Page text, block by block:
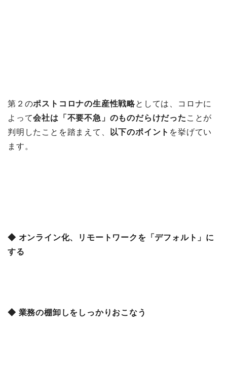
第２のポストコロナの生産性戦略としては、コロナに
よって会社は「不要不急」のものだらけだった ことが
判明したことを踏まえて、
以下のポイント を挙げてい
ます。
◆ オンライン化、リモートワークを「デフォルト」に
する
◆ 業務の棚卸しをしっかりおこなう